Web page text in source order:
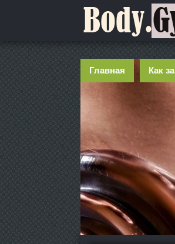
Главная Как